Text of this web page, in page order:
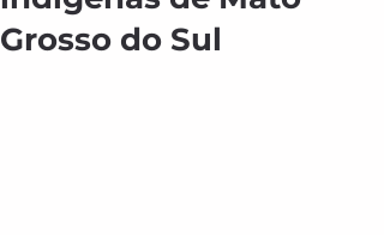
Grosso do Sul